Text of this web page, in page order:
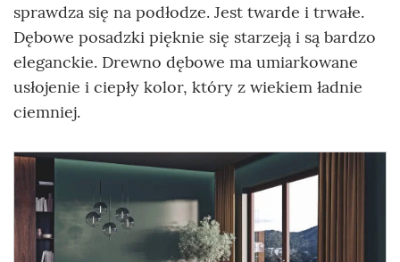
sprawdza się na podłodze. Jest twarde i trwałe.
Dębowe posadzki pięknie się starzeją i są bardzo
eleganckie. Drewno dębowe ma umiarkowane
usłojenie i ciepły kolor, który z wiekiem ładnie
ciemniej.